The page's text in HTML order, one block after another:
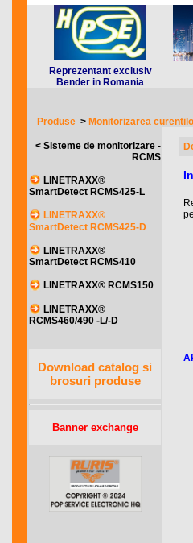
Reprezentant exclusiv
Bender in Romania
Produse > Monitorizarea
< Sisteme de monitorizare -
RCMS
LINETRAXX®
SmartDetect RCMS425-L
LINETRAXX®
SmartDetect RCMS425-D
LINETRAXX®
SmartDetect RCMS410
LINETRAXX® RCMS150
LINETRAXX®
RCMS460/490 -L/-D
Download catalog si
brosuri produse
Banner exchange